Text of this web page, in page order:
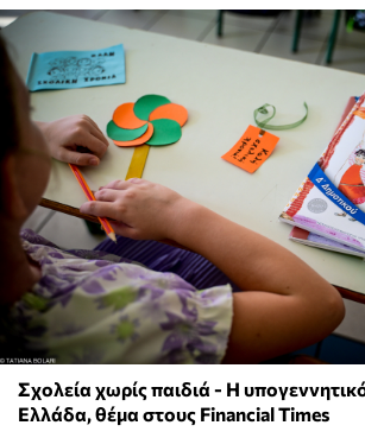
Σχολεία χωρίς παιδιά - Η
Ελλάδα, θέμα στους Financial Times